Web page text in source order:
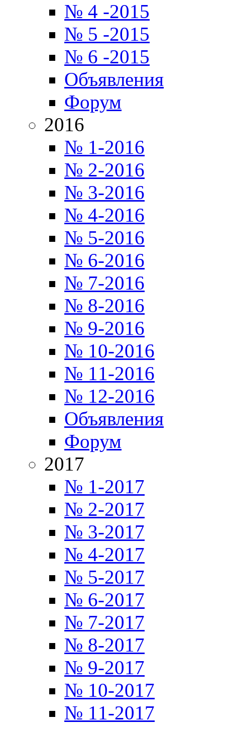
№ 4 -2015
№ 5 -2015
№ 6 -2015
Объявления
Форум
2016
№ 1-2016
№ 2-2016
№ 3-2016
№ 4-2016
№ 5-2016
№ 6-2016
№ 7-2016
№ 8-2016
№ 9-2016
№ 10-2016
№ 11-2016
№ 12-2016
Объявления
Форум
2017
№ 1-2017
№ 2-2017
№ 3-2017
№ 4-2017
№ 5-2017
№ 6-2017
№ 7-2017
№ 8-2017
№ 9-2017
№ 10-2017
№ 11-2017